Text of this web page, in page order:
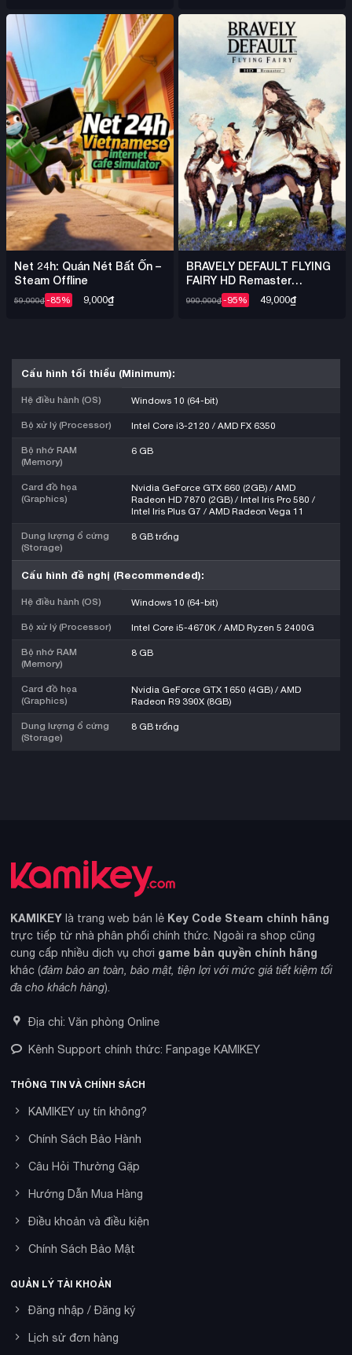
Net 24h: Quán Nét Bất Ổn –
Steam Offline
59,000₫-85% 9,000₫
BRAVELY DEFAULT FLYING
FAIRY HD Remaster
DENUVO – Steam Offline
990,000₫-95% 49,000₫
Cấu hình tối thiểu (Minimum):
Hệ điều hành (OS) Windows 10 (64-bit)
Bộ xử lý (Processor) Intel Core i3-2120 / AMD FX 6350
Bộ nhớ RAM
(Memory)
6 GB
Card đồ họa
(Graphics)
Nvidia GeForce GTX 660 (2GB) / AMD
Radeon HD 7870 (2GB) / Intel Iris Pro 580 /
Intel Iris Plus G7 / AMD Radeon Vega 11
Dung lượng ổ cứng
(Storage)
8 GB trống
Cấu hình đề nghị (Recommended):
Hệ điều hành (OS) Windows 10 (64-bit)
Bộ xử lý (Processor) Intel Core i5-4670K / AMD Ryzen 5 2400G
Bộ nhớ RAM
(Memory)
8 GB
Card đồ họa
(Graphics)
Nvidia GeForce GTX 1650 (4GB) / AMD
Radeon R9 390X (8GB)
Dung lượng ổ cứng
(Storage)
8 GB trống
KAMIKEY là trang web bán lẻ Key Code Steam chính hãng
trực tiếp từ nhà phân phối chính thức. Ngoài ra shop cũng
cung cấp nhiều dịch vụ chơi game bản quyền chính hãng
khác (đảm bảo an toàn, bảo mật, tiện lợi với mức giá tiết kiệm tối
đa cho khách hàng).
Địa chỉ: Văn phòng Online
Kênh Support chính thức: Fanpage KAMIKEY
THÔNG TIN VÀ CHÍNH SÁCH
KAMIKEY uy tín không?
Chính Sách Bảo Hành
Câu Hỏi Thường Gặp
Hướng Dẫn Mua Hàng
Điều khoản và điều kiện
Chính Sách Bảo Mật
QUẢN LÝ TÀI KHOẢN
Đăng nhập / Đăng ký
Lịch sử đơn hàng